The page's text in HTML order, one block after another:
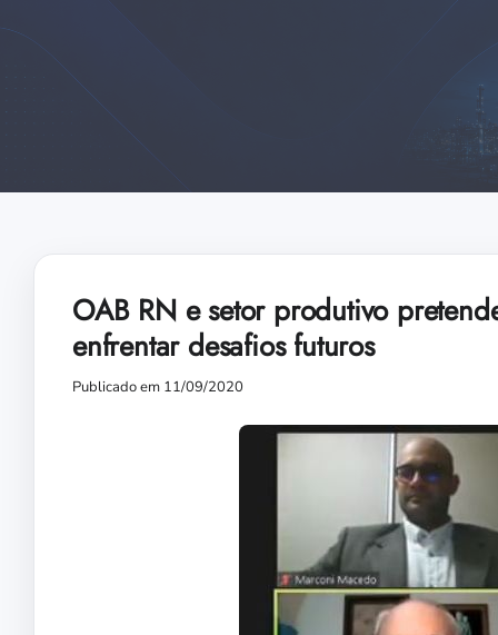
OAB RN e setor produtivo
enfrentar desafios futuros
Publicado em 11/09/2020